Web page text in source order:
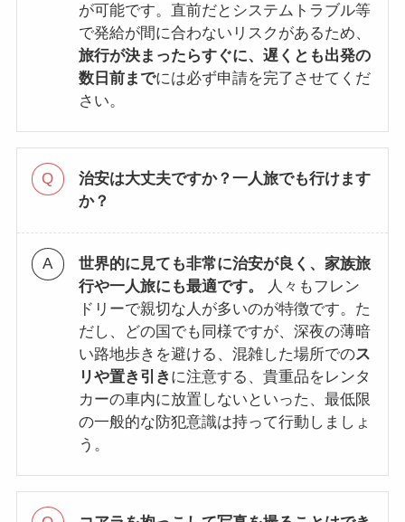
が可能です。直前だとシステムトラブル等
で発給が間に合わないリスクがあるため、
旅行が決まったらすぐに、遅くとも出発の
数日前までには必ず申請を完了させてくだ
さい。
治安は大丈夫ですか？一人旅でも行けます
か？
世界的に見ても非常に治安が良く、家族旅
行や一人旅にも最適です。
人々もフレン
ドリーで親切な人が多いのが特徴です。た
だし、どの国でも同様ですが、深夜の薄暗
い路地歩きを避ける、混雑した場所でのス
リや置き引き に注意する、貴重品をレンタ
カーの車内に放置しないといった、最低限
の一般的な防犯意識は持って行動しましょ
う。